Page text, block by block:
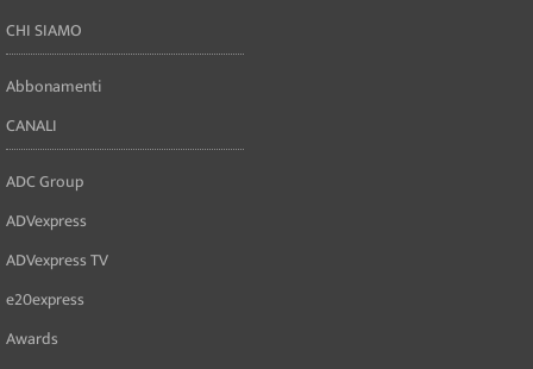
CHI SIAMO
Abbonamenti
CANALI
ADC Group
ADVexpress
ADVexpress TV
e20express
Awards